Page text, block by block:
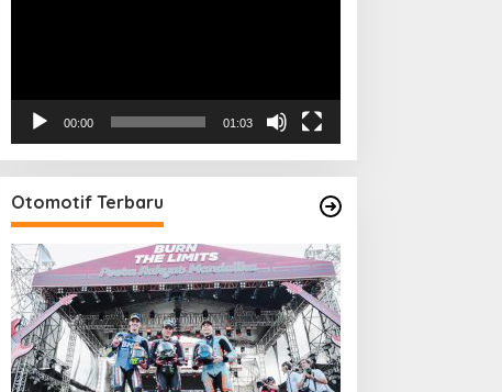
00:00 01:03
Otomotif Terbaru